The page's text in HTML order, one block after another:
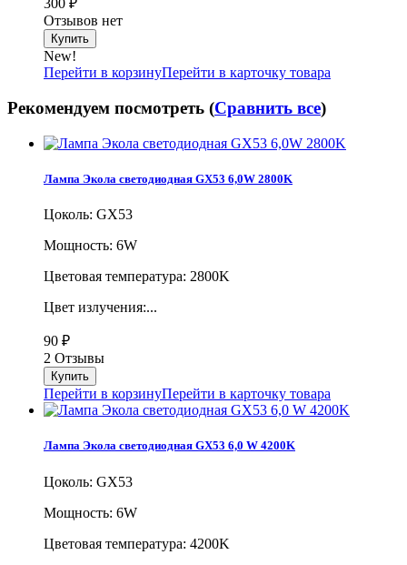
300 ₽
Отзывов нет
New!
Перейти в корзинуПерейти в карточку товара
Рекомендуем посмотреть (Сравнить все)
Лампа Экола светодиодная GX53 6,0W 2800K
Цоколь: GX53
Мощность: 6W
Цветовая температура: 2800K
Цвет излучения:...
90 ₽
2 Отзывы
Перейти в корзинуПерейти в карточку товара
Лампа Экола светодиодная GX53 6,0 W 4200K
Цоколь: GX53
Мощность: 6W
Цветовая температура: 4200K